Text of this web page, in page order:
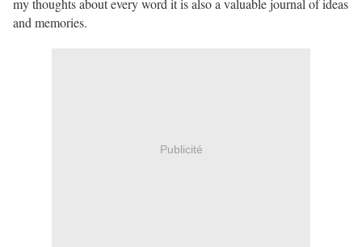
my thoughts about every word it is also a valuable journal of ideas
and memories.
Publicité